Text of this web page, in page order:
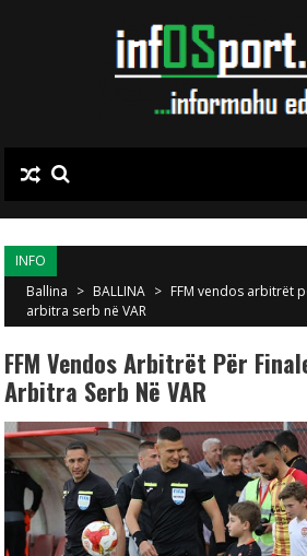
INFO
Ballina > BALLINA > FFM vendos arbitrët
arbitra serb në VAR
FFM Vendos Arbitrët Për
Arbitra Serb Në VAR